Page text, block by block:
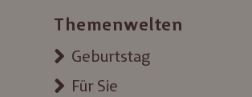
Themenwelten
Geburtstag
Für Sie